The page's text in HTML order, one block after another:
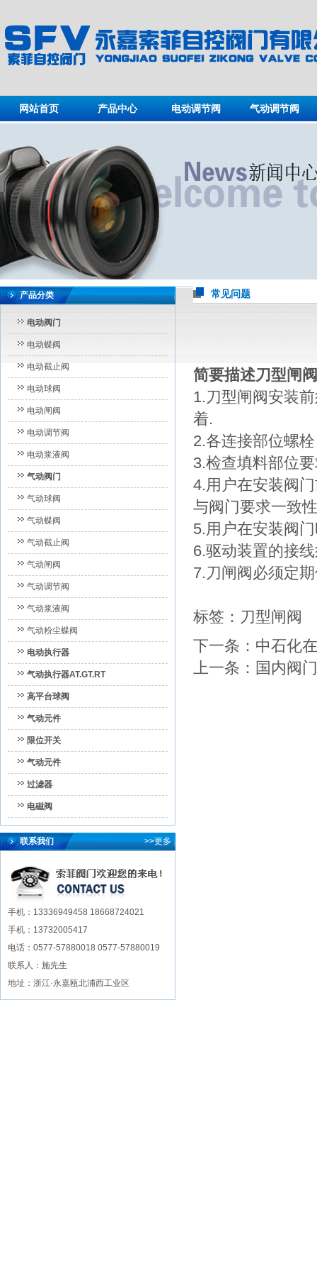
网站首页 产品中心 电动调节阀 气动调节阀
产品分类
电动阀门
电动蝶阀
电动截止阀
电动球阀
电动闸阀
电动调节阀
电动浆液阀
气动阀门
气动球阀
气动蝶阀
气动截止阀
气动闸阀
气动调节阀
气动浆液阀
气动粉尘蝶阀
电动执行器
气动执行器AT.GT.RT
高平台球阀
气动元件
限位开关
气动元件
过滤器
电磁阀
联系我们 >>更多
手机：13336949458 18668724021
手机：13732005417
电话：0577-57880018 0577-57880019
联系人：施先生
地址：浙江·永嘉瓯北浦西工业区
常见问题
简要描述刀型闸
1.刀型闸阀安装
着.
2.各连接部位螺
3.检查填料部位
4.用户在安装阀
与阀门要求一致
5.用户在安装阀
6.驱动装置的接
7.刀闸阀必须定
标签： 刀型闸阀
下一条： 中石化
上一条： 国内阀